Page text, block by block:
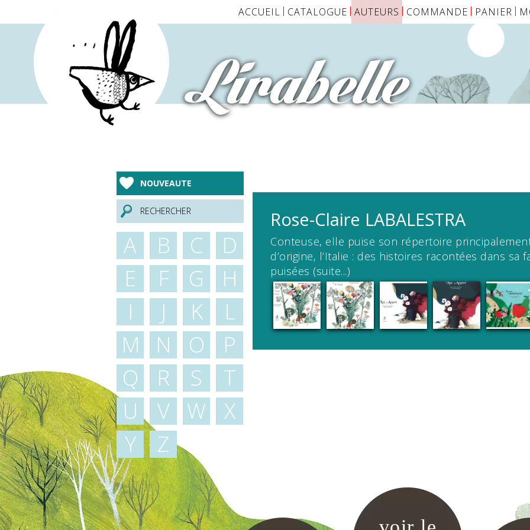
Lirabelle
ACCUEIL CATALOGUE AUTEURS COMMANDE PANIER
NOUVEAUTE
RECHERCHER
A B C
D
E
F G
H
I
J K
L
M
N O
P
Q
R S
T
U
V W
X
Y
Z
Rose-Claire LABALESTRA
Conteuse, elle puise son répertoire
d’origine, l’Italie : des histoires racontées dans sa
puisées (suite...)